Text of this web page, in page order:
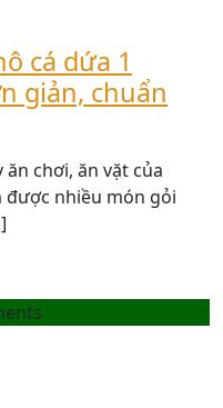
cá dứa 1
giản, chuẩn
chơi, ăn vặt của
được nhiều món gỏi